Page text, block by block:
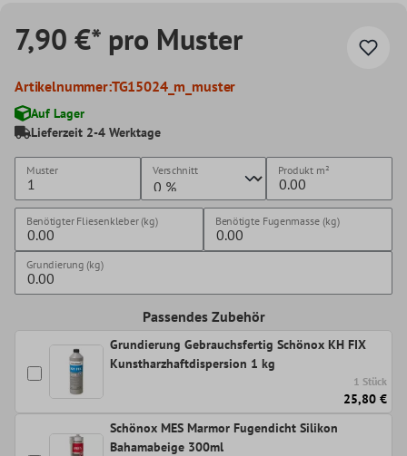
7,90 €* pro Muster
Artikelnummer:TG15024_m_muster
Auf Lager
Lieferzeit 2-4 Werktage
Muster Verschnitt Produkt m²
Benötigter Fliesenkleber (kg) Benötigte Fugenmasse (kg)
Grundierung (kg)
Passendes Zubehör
Grundierung Gebrauchsfertig Schönox KH FIX
Kunstharzhaftdispersion 1 kg
1 Stück
25,80 €
Schönox MES Marmor Fugendicht Silikon
Bahamabeige 300ml